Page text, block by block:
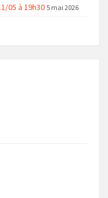
05 à 19h30 5 mai 2026